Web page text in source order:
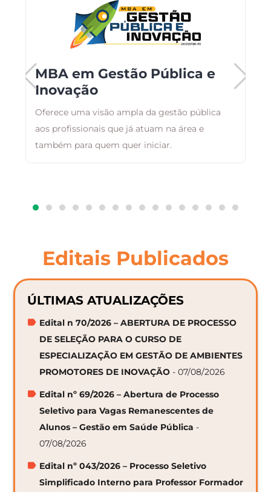
MBA em Gestão Pública e
Inovação
Oferece uma visão ampla da gestão pública
aos profissionais que já atuam na área e
também para quem quer iniciar.
Editais Publicados
ÚLTIMAS ATUALIZAÇÕES
Edital n 70/2026 – ABERTURA DE PROCESSO
DE SELEÇÃO PARA O CURSO DE
ESPECIALIZAÇÃO EM GESTÃO DE AMBIENTES
PROMOTORES DE INOVAÇÃO - 07/08/2026
Edital nº 69/2026 – Abertura de Processo
Seletivo para Vagas Remanescentes de
Alunos – Gestão em Saúde Pública -
07/08/2026
Edital nº 043/2026 – Processo Seletivo
Simplificado Interno para Professor Formador